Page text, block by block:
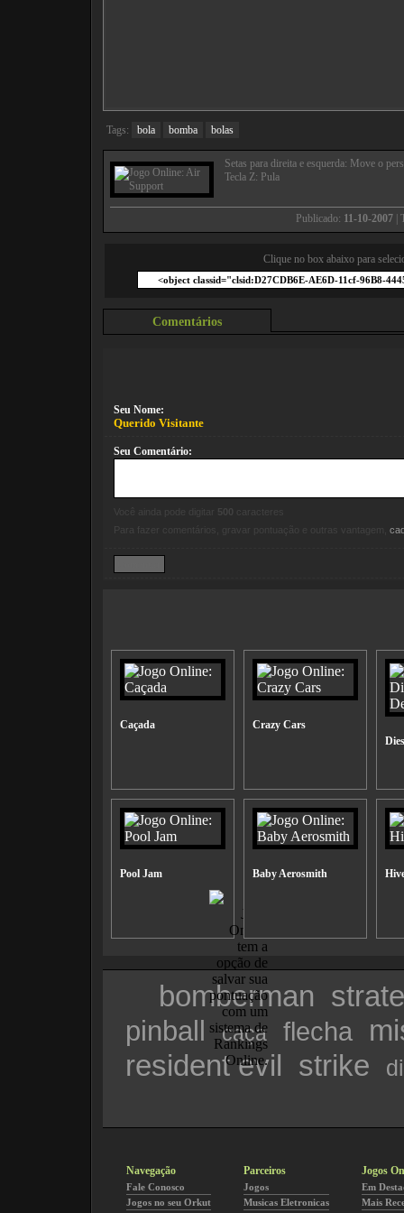
Tags: bola bomba bolas
Setas para direita e esquerda: Move o
Tecla Z: Pula
Publicado: 11-10-2007|
Clique no box abaixo para
Comentários
Seu Nome:
Querido Visitante
Seu Comentário:
500
Para fazer comentários, gravar pontuação e outras vantagem,
Caçada
Crazy Cars
Pool Jam Baby Aerosmith
bomberman
pinball caça flecha
resident evil strike
Navegação
Fale Conosco
Jogos no seu Orkut
Parceiros
Jogos
Musicas Eletronicas
Jogos
Em
Mais